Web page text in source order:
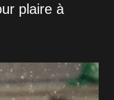
plaire à